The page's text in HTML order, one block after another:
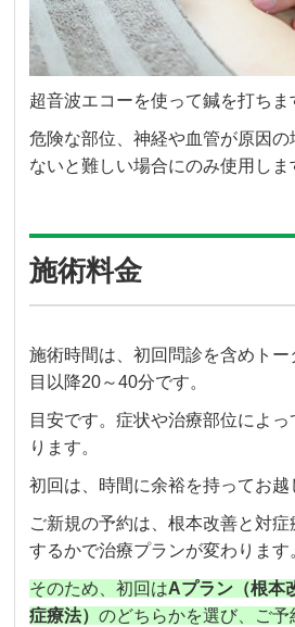
超音波エコーを使って鍼を打ちま
危険な部位、神経や血管が原因
ないと難しい場合にのみ使用しま
施術料金
施術時間は、初回問診を含めトー
目以降20～40分です。
目安です。症状や治療部位によ
ります。
初回は、時間に余裕を持ってお越
ご新規の予約は、根本改善と対
するかで治療プランが変わります
そのため、初回はAプラン（根本
症療法）のどちらかを選び、ご予